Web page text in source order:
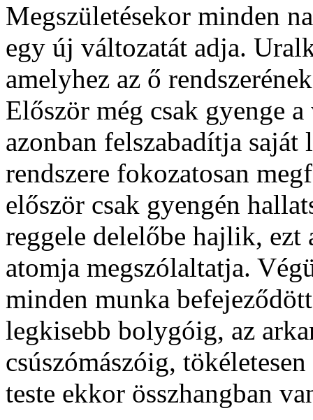
Megszületésekor minden
egy új változatát adja.
amelyhez az ő
Először még csak gyenge
azonban felszabadítja saját
rendszere fokozatosan
először csak gyengén
reggele delelőbe hajlik, ezt
atomja megszólaltatja.
minden munka
legkisebb bolygóig, az
csúszómászóig,
teste ekkor összhangban